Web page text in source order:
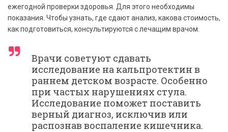
ежегодной проверки здоровья. Для этого необходимы
показания. Чтобы узнать, где сдают анализ, какова стоимость,
как подготовиться, консультируются с лечащим врачом.
Врачи советуют сдавать
исследование на кальпротектин в
раннем детском возрасте. Особенно
при частых нарушениях стула.
Исследование поможет поставить
верный диагноз, исключив или
распознав воспаление кишечника.